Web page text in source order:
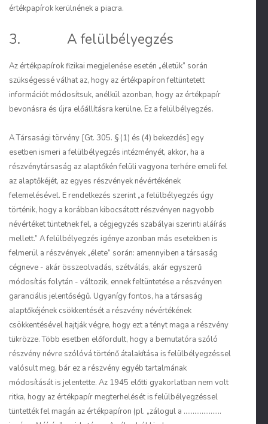
értékpapírok kerülnének a piacra.
3. A felülbélyegzés
Az értékpapírok fizikai megjelenése esetén „életük” során
szükségessé válhat az, hogy az értékpapíron feltüntetett
információt módosítsuk, anélkül azonban, hogy az értékpapír
bevonásra és újra előállításra kerülne. Ez a felülbélyegzés.
A Társasági törvény [Gt. 305. § (1) és (4) bekezdés] egy
esetben ismeri a felülbélyegzés intézményét, akkor, ha a
részvénytársaság az alaptőkén felüli vagyona terhére emeli fel
az alaptőkéjét, az egyes részvények névértékének
felemelésével. E rendelkezés szerint „a felülbélyegzés úgy
történik, hogy a korábban kibocsátott részvényen nagyobb
névértéket tüntetnek fel, a cégjegyzés szabályai szerinti aláírás
mellett.” A felülbélyegzés igénye azonban más esetekben is
felmerül a részvények „élete” során: amennyiben a társaság
cégneve - akár összeolvadás, szétválás, akár egyszerű
módosítás folytán - változik, ennek feltüntetése a részvényen
garanciális jelentőségű. Ugyanígy fontos, ha a társaság
alaptőkéjének csökkentését a részvény névértékének
csökkentésével hajtják végre, hogy ezt a tényt maga a részvény
tükrözze. Több esetben előfordult, hogy a bemutatóra szóló
részvény névre szólóvá történő átalakítása is felülbélyegzéssel
valósult meg, bár ez a részvény egyéb tartalmának
módosítását is jelentette. Az 1945 előtti gyakorlatban nem volt
ritka, hogy az értékpapír megterhelését is felülbélyegzéssel
tüntették fel magán az értékpapíron (pl. „zálogul a …………………